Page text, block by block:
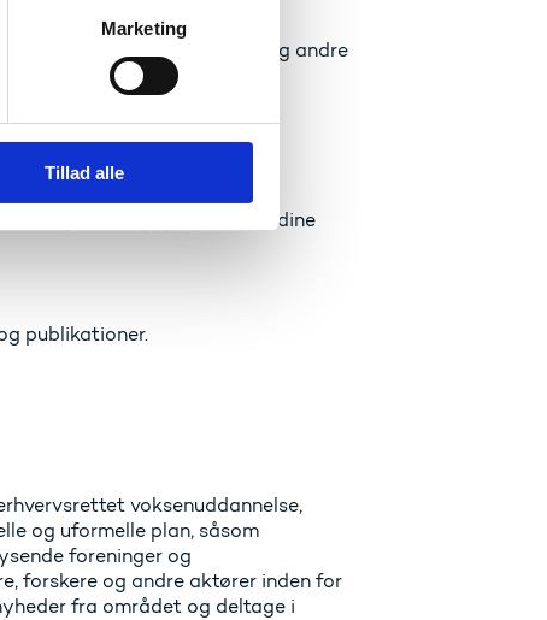
Marketing
Tillad alle
nye initiativer, finansiering og andre
voksenlæring, almen og
og dele faglig viden med dine
publikationer.
voksenuddannelse,
og uformelle plan, såsom
foreninger og
forskere og andre aktører inden for
fra området og deltage i